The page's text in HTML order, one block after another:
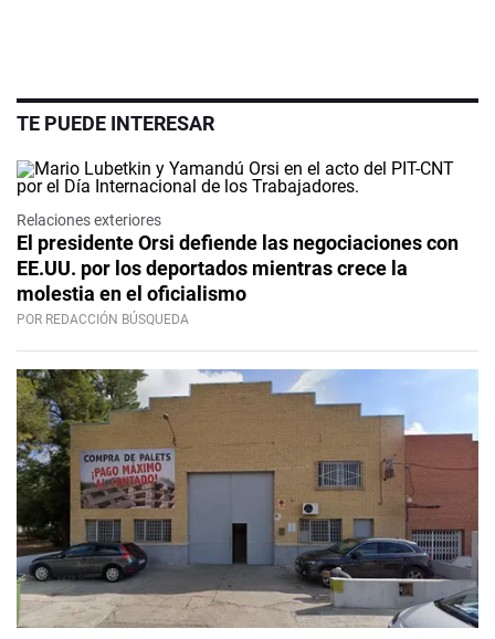
TE PUEDE INTERESAR
Relaciones exteriores
El presidente Orsi defiende las negociaciones con
EE.UU. por los deportados mientras crece la
molestia en el oficialismo
POR REDACCIÓN BÚSQUEDA